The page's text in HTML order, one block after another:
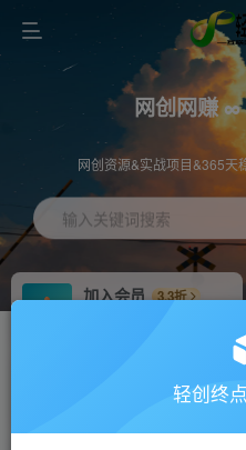
网创网赚 ∞
网创资源&实战项目&365天
输入关键词搜索
加入会员
3.3折
推广返佣高达70%轻创终